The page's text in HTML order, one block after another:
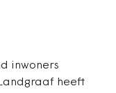
inwoners
heeft